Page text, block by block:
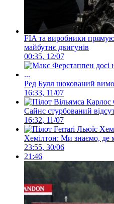
FIA та виробники
майбутнє двигунів
00:35, 12/07
Ред Булл шокований
16:33, 11/07
Сайнс стурбований
16:32, 11/07
Хемілтон: Ми знаємо, де
23:55, 30/06
21:46